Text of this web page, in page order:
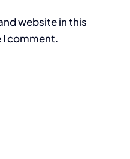
website in this
I comment.